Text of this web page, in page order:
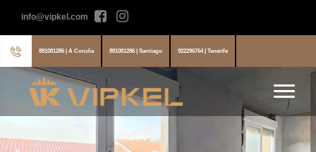
info@vipkel.com
881081286 | A Coruña 881081286 | Santiago 922296764 | Tenerife